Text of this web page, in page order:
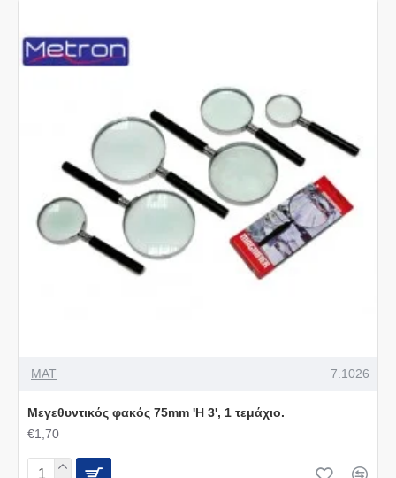
MAT 7.1026
Μεγεθυντικός φακός 75mm 'H 3', 1 τεμάχιο.
€1,70